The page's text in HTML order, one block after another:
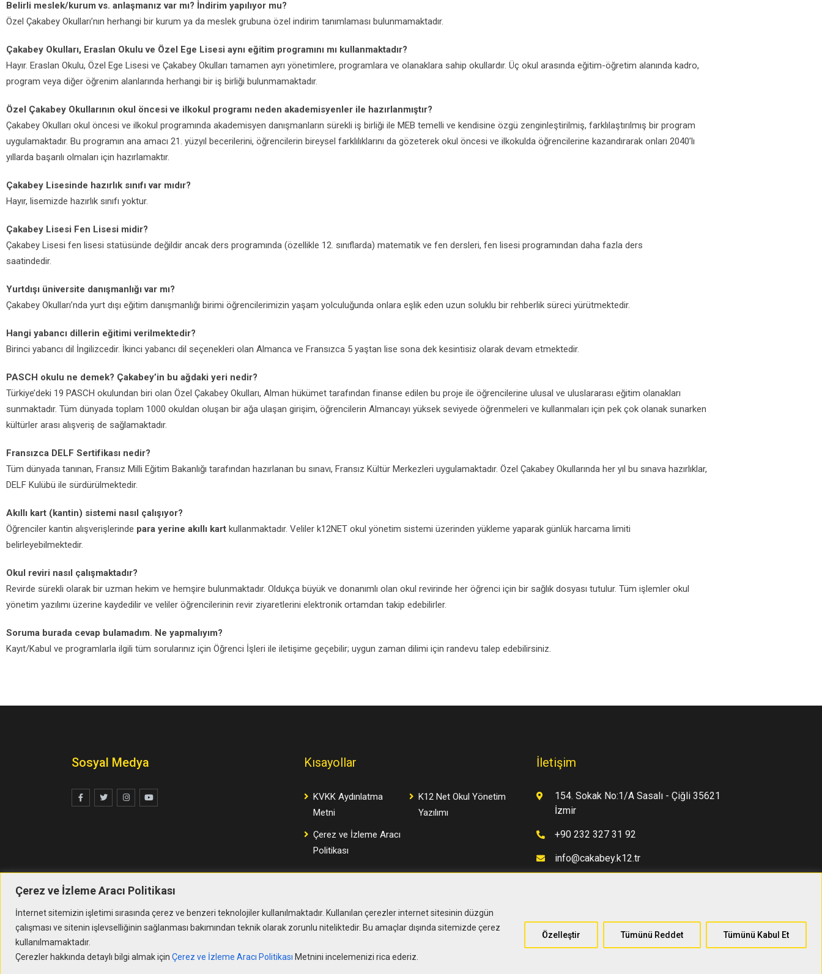
Çerez ve İzleme Aracı Politikası
İnternet sitemizin işletimi sırasında çerez ve benzeri teknolojiler kullanılmaktadır. Kullanılan çerezler internet sitesinin düzgün
çalışması ve sitenin işlevselliğinin sağlanması bakımından teknik olarak zorunlu niteliktedir. Bu amaçlar dışında sitemizde çerez
kullanılmamaktadır.
Çerezler hakkında detaylı bilgi almak için Çerez ve İzleme Aracı Politikası Metnini incelemenizi rica ederiz.
Özelleştir Tümünü Reddet Tümünü Kabul Et
Belirli meslek/kurum vs. anlaşmanız var mı? İndirim yapılıyor mu?
Özel Çakabey Okulları’nın herhangi bir kurum ya da meslek grubuna özel indirim tanımlaması bulunmamaktadır.
Çakabey Okulları, Eraslan Okulu ve Özel Ege Lisesi aynı eğitim programını mı kullanmaktadır?
Hayır. Eraslan Okulu, Özel Ege Lisesi ve Çakabey Okulları tamamen ayrı yönetimlere, programlara ve olanaklara sahip okullardır. Üç okul arasında eğitim-öğretim alanında kadro,
program veya diğer öğrenim alanlarında herhangi bir iş birliği bulunmamaktadır.
Özel Çakabey Okullarının okul öncesi ve ilkokul programı neden akademisyenler ile hazırlanmıştır?
Çakabey Okulları okul öncesi ve ilkokul programında akademisyen danışmanların sürekli iş birliği ile MEB temelli ve kendisine özgü zenginleştirilmiş, farklılaştırılmış bir program
uygulamaktadır. Bu programın ana amacı 21. yüzyıl becerilerini, öğrencilerin bireysel farklılıklarını da gözeterek okul öncesi ve ilkokulda öğrencilerine kazandırarak onları 2040’lı
yıllarda başarılı olmaları için hazırlamaktır.
Çakabey Lisesinde hazırlık sınıfı var mıdır?
Hayır, lisemizde hazırlık sınıfı yoktur.
Çakabey Lisesi Fen Lisesi midir?
Çakabey Lisesi fen lisesi statüsünde değildir ancak ders programında (özellikle 12. sınıflarda) matematik ve fen dersleri, fen lisesi programından daha fazla ders
saatindedir.
Yurtdışı üniversite danışmanlığı var mı?
Çakabey Okulları’nda yurt dışı eğitim danışmanlığı birimi öğrencilerimizin yaşam yolculuğunda onlara eşlik eden uzun soluklu bir rehberlik süreci yürütmektedir.
Hangi yabancı dillerin eğitimi verilmektedir?
Birinci yabancı dil İngilizcedir. İkinci yabancı dil seçenekleri olan Almanca ve Fransızca 5 yaştan lise sona dek kesintisiz olarak devam etmektedir.
PASCH okulu ne demek? Çakabey’in bu ağdaki yeri nedir?
Türkiye’deki 19 PASCH okulundan biri olan Özel Çakabey Okulları, Alman hükümet tarafından finanse edilen bu proje ile öğrencilerine ulusal ve uluslararası eğitim olanakları
sunmaktadır. Tüm dünyada toplam 1000 okuldan oluşan bir ağa ulaşan girişim, öğrencilerin Almancayı yüksek seviyede öğrenmeleri ve kullanmaları için pek çok olanak sunarken
kültürler arası alışveriş de sağlamaktadır.
Fransızca DELF Sertifikası nedir?
Tüm dünyada tanınan, Fransız Milli Eğitim Bakanlığı tarafından hazırlanan bu sınavı, Fransız Kültür Merkezleri uygulamaktadır. Özel Çakabey Okullarında her yıl bu sınava hazırlıklar,
DELF Kulübü ile sürdürülmektedir.
Akıllı kart (kantin) sistemi nasıl çalışıyor?
Öğrenciler kantin alışverişlerinde para yerine akıllı kart kullanmaktadır. Veliler k12NET okul yönetim sistemi üzerinden yükleme yaparak günlük harcama limiti
belirleyebilmektedir.
Okul reviri nasıl çalışmaktadır?
Revirde sürekli olarak bir uzman hekim ve hemşire bulunmaktadır. Oldukça büyük ve donanımlı olan okul revirinde her öğrenci için bir sağlık dosyası tutulur. Tüm işlemler okul
yönetim yazılımı üzerine kaydedilir ve veliler öğrencilerinin revir ziyaretlerini elektronik ortamdan takip edebilirler.
Soruma burada cevap bulamadım. Ne yapmalıyım?
Kayıt/Kabul ve programlarla ilgili tüm sorularınız için Öğrenci İşleri ile iletişime geçebilir; uygun zaman dilimi için randevu talep edebilirsiniz.
Sosyal Medya Kısayollar
KVKK Aydınlatma
Metni
K12 Net Okul Yönetim
Yazılımı
Çerez ve İzleme Aracı
Politikası
İletişim
154. Sokak No:1/A Sasalı - Çiğli 35621
İzmir
+90 232 327 31 92
info@cakabey.k12.tr
© Tüm hakları Özel Çakabey Okulları'na aittir.